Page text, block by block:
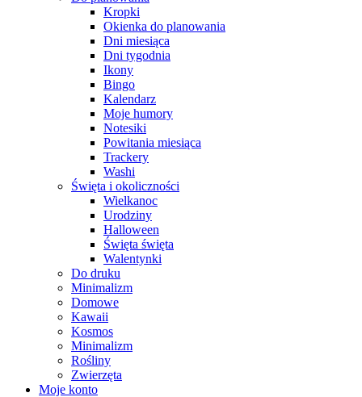
Kropki
Okienka do planowania
Dni miesiąca
Dni tygodnia
Ikony
Bingo
Kalendarz
Moje humory
Notesiki
Powitania miesiąca
Trackery
Washi
Święta i okoliczności
Wielkanoc
Urodziny
Halloween
Święta święta
Walentynki
Do druku
Minimalizm
Domowe
Kawaii
Kosmos
Minimalizm
Rośliny
Zwierzęta
Moje konto